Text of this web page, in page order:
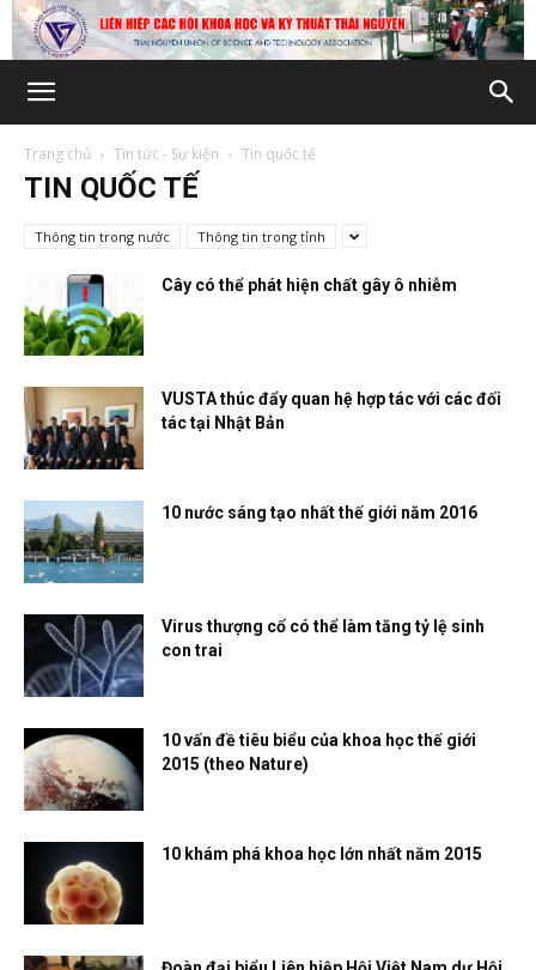
Trang chủ Tin tức - Sự kiện Tin quốc tế
TIN QUỐC TẾ
Thông tin trong nước Thông tin trong tỉnh
Cây có thể phát hiện chất gây ô nhiễm
VUSTA thúc đẩy quan hệ hợp tác với các đối
tác tại Nhật Bản
10 nước sáng tạo nhất thế giới năm 2016
Virus thượng cổ có thể làm tăng tỷ lệ sinh
con trai
10 vấn đề tiêu biểu của khoa học thế giới
2015 (theo Nature)
10 khám phá khoa học lớn nhất năm 2015